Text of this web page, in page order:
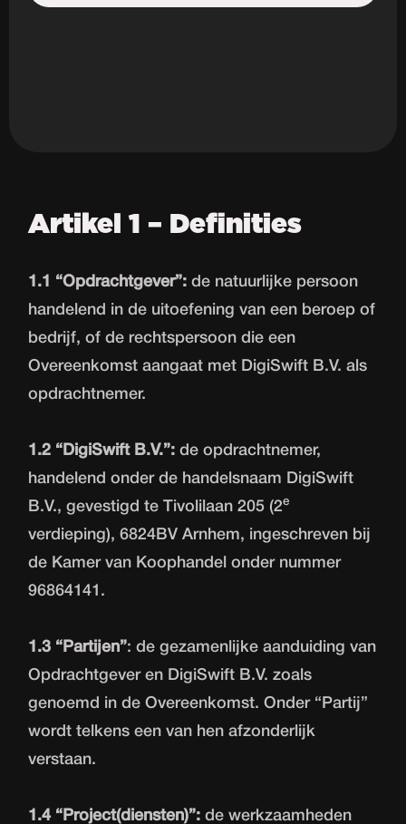
Start de uitdaging
Artikel 1 – Definities
1.1 “Opdrachtgever”: de natuurlijke persoon
handelend in de uitoefening van een beroep of
bedrijf, of de rechtspersoon die een
Overeenkomst aangaat met DigiSwift B.V. als
opdrachtnemer.
1.2 “DigiSwift B.V.”: de opdrachtnemer,
handelend onder de handelsnaam DigiSwift
B.V., gevestigd te Tivolilaan 205 (2e
verdieping), 6824BV Arnhem, ingeschreven bij
de Kamer van Koophandel onder nummer
96864141.
1.3 “Partijen”: de gezamenlijke aanduiding van
Opdrachtgever en DigiSwift B.V. zoals
genoemd in de Overeenkomst. Onder “Partij”
wordt telkens een van hen afzonderlijk
verstaan.
1.4 “Project(diensten)”:de werkzaamheden